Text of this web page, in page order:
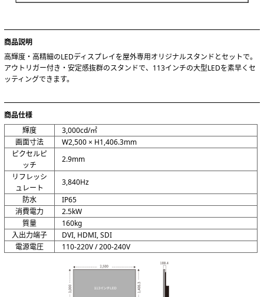
商品説明
高輝度・高精細のLEDディスプレイを屋外専用オリジナルスタンドとセットで。
アウトリガー付き・安定感抜群のスタンドで、113インチの大型LEDを素早くセ
ッティングできます。
商品仕様
輝度
3,000cd/㎡
画面寸法
W2,500 × H1,406.3mm
ピクセルピ
ッチ
2.9mm
リフレッシ
ュレート
3,840Hz
防水
IP65
消費電力
2.5kW
質量
160kg
入出力端子
DVI, HDMI, SDI
電源電圧
110-220V / 200-240V